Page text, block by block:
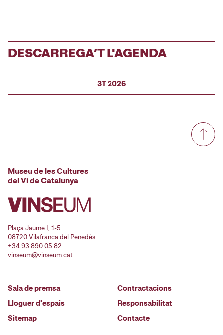
DESCARREGA’T L'AGENDA
3T 2026
Museu de les Cultures
del Vi de Catalunya
Plaça Jaume I, 1-5
08720 Vilafranca del Penedès
+34 93 890 05 82
vinseum@vinseum.cat
Sala de premsa
Lloguer d'espais
Sitemap
Contractacions
Responsabilitat
Contacte